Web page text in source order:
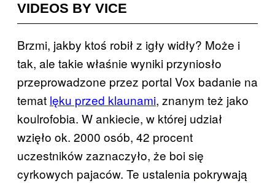
VIDEOS BY VICE
Brzmi, jakby ktoś robił z igły widły? Może i
tak, ale takie właśnie wyniki przyniosło
przeprowadzone przez portal Vox badanie na
temat lęku przed klaunami, znanym też jako
koulrofobia. W ankiecie, w której udział
wzięło ok. 2000 osób, 42 procent
uczestników zaznaczyło, że boi się
cyrkowych pajaców. Te ustalenia pokrywają